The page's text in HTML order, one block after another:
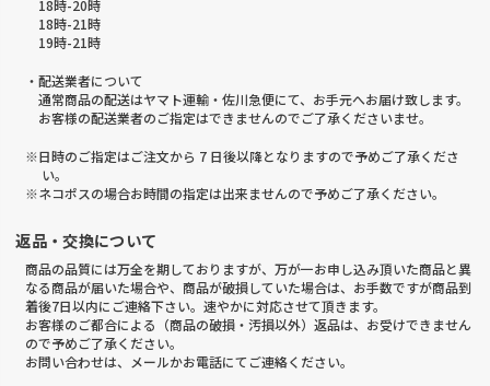
18時-20時
18時-21時
19時-21時
・配送業者について
通常商品の配送はヤマト運輸・佐川急便にて、お手元へお届け致します。
お客様の配送業者のご指定はできませんのでご了承くださいませ。
※日時のご指定はご注文から 7 日後以降となりますので予めご了承くださ
い。
※ネコポスの場合お時間の指定は出来ませんので予めご了承ください。
返品・交換について
商品の品質には万全を期しておりますが、万が一お申し込み頂いた商品と異
なる商品が届いた場合や、商品が破損していた場合は、お手数ですが商品到
着後7日以内にご連絡下さい。速やかに対応させて頂きます。
お客様のご都合による（商品の破損・汚損以外）返品は、お受けできません
ので予めご了承ください。
お問い合わせは、メールかお電話にてご連絡ください。